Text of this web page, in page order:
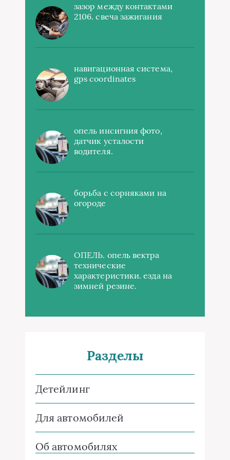
зазор между контактами
2106. свеча зажигания
навигационная система,
gps coordinates
опель инсигния фото,
датчик усталости
водителя.
борьба с сорняками на
огороде
ОПЕЛЬ. опель вектра
технические
характеристики. езда на
зимней резине.
Разделы
Детейлинг
Для автомобилей
Об автомобилях